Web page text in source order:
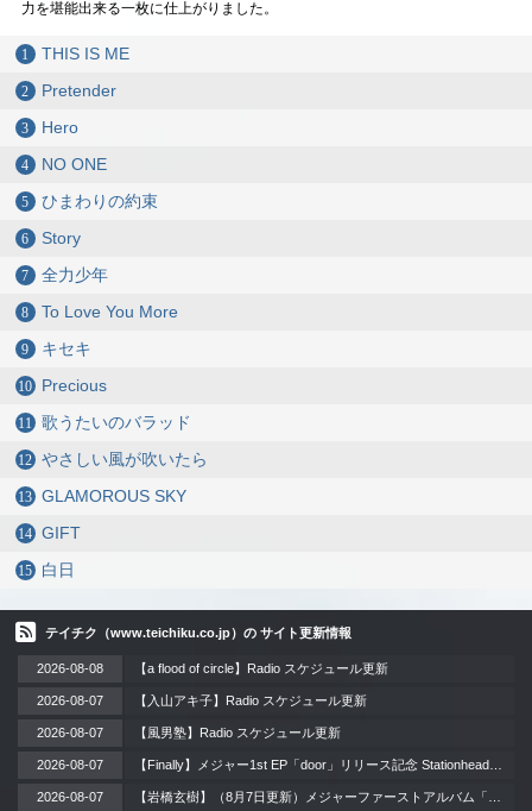
力を堪能出来る一枚に仕上がりました。
THIS IS ME
Pretender
Hero
NO ONE
ひまわりの約束
Story
全力少年
To Love You More
キセキ
Precious
歌うたいのバラッド
やさしい風が吹いたら
GLAMOROUS SKY
GIFT
白日
テイチク（www.teichiku.co.jp）の サイト更新情報
2026-08-08 【a flood of circle】Radio スケジュール更新
2026-08-07 【入山アキ子】Radio スケジュール更新
2026-08-07 【風男塾】Radio スケジュール更新
2026-08-07
2026-08-07